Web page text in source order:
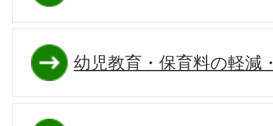
幼児教育・保育料の軽減